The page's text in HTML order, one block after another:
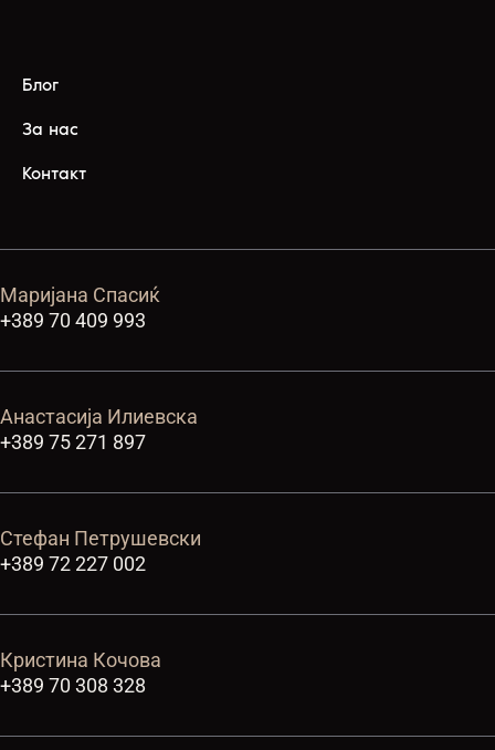
Блог
За нас
Контакт
Маријана Спасиќ
+389 70 409 993
Анастасија Илиевска
+389 75 271 897
Стефан Петрушевски
+389 72 227 002
Кристина Кочова
+389 70 308 328